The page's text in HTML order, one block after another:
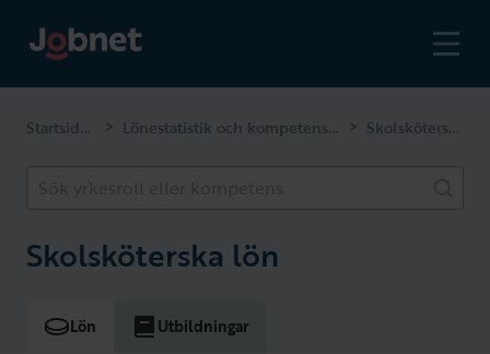
Startsidan > Lönestatistik och kompetenser > Skolsköterska
Skolsköterska lön
Lön Utbildningar